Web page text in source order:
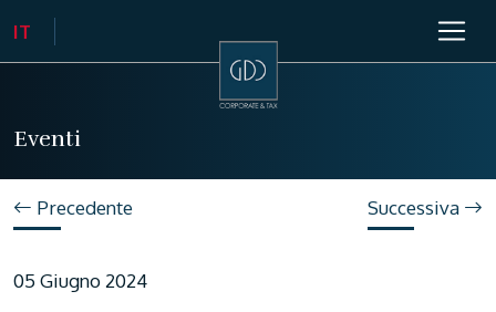
Eventi
Precedente Successiva
05 Giugno 2024